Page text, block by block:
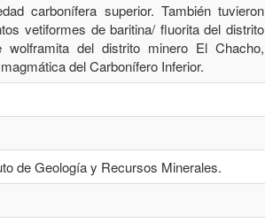
carbonífera superior. También tuvieron
vetiformes de baritina/ ﬂuorita del distrito
del distrito minero El Chacho,
del Carbonífero Inferior.
de Geología y Recursos Minerales.